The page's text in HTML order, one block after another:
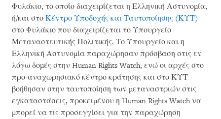
Φυλάκιο, το οποίο διαχειρίζεται η Ελληνική Αστυνομία,
ή/και στο Κέντρο Υποδοχής και Ταυτοποίησης (ΚΥΤ)
στο Φυλάκιο που διαχειρίζεται το Υπουργείο
Μεταναστευτικής Πολιτικής. Το Υπουργείο και η
Ελληνική Αστυνομία παραχώρησαν πρόσβαση στις εν
λόγω δομές στην Human Rights Watch, ενώ οι αρχές στο
προ-αναχωρησιακό κέντρο κράτησης και στο ΚΥΤ
βοήθησαν στην ταυτοποίηση των μεταναστριών στις
εγκαταστάσεις, προκειμένου η Human Rights Watch να
μπορεί να τις προσεγγίσει για την παραχώρηση